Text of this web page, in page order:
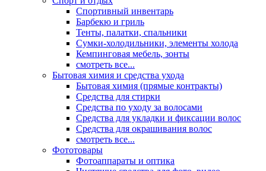
Спортивный инвентарь
Барбекю и гриль
Тенты, палатки, спальники
Сумки-холодильники, элементы холода
Кемпинговая мебель, зонты
смотреть все...
Бытовая химия и средства ухода
Бытовая химия (прямые контракты)
Средства для стирки
Средства по уходу за волосами
Средства для укладки и фиксации волос
Средства для окрашивания волос
смотреть все...
Фототовары
Фотоаппараты и оптика